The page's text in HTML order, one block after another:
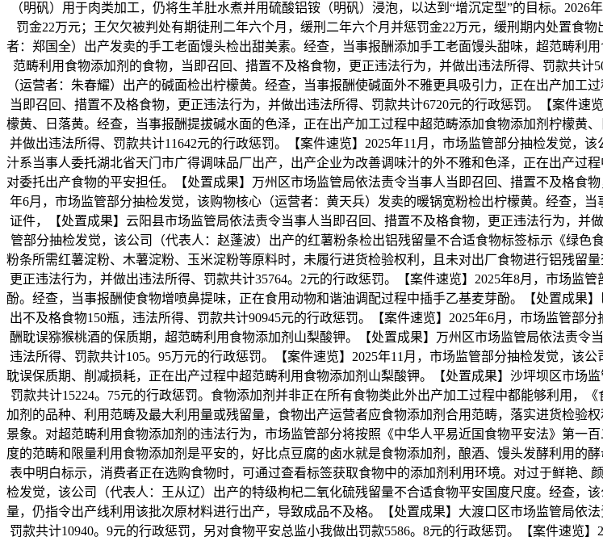
（明矾）用于肉类加工，仍将生羊肚水煮并用硫酸铝铵（明矾）浸泡，以达到“增沉定型”的目标。
罚金22万元；王欠欠被判处有期徒刑二年六个月，缓刑二年六个月并惩罚金22万元，缓刑期内处置食
者：郑国全）出产发卖的手工老面馒头检出甜美素。经查，当事报酬添加手工老面馒头甜味，超范畴利
范畴利用食物添加剂的食物，当即召回、措置不及格食物，更正违法行为，并做出违法所得、罚款共
（运营者：朱春耀）出产的碱面检出柠檬黄。经查，当事报酬使碱面外不雅更具吸引力，正在出产加
当即召回、措置不及格食物，更正违法行为，并做出违法所得、罚款共计6720元的行政惩罚。【案件
檬黄、日落黄。经查，当事报酬提拔碱水面的色泽，正在出产加工过程中超范畴添加食物添加剂柠檬黄
并做出违法所得、罚款共计11642元的行政惩罚。【案件速览】2025年11月，市场监管部分抽检发觉，
汁系当事人委托湖北省天门市广得调味品厂出产，出产企业为改善调味汁的外不雅和色泽，正在出产过
对委托出产食物的平安担任。【处置成果】万州区市场监管局依法责令当事人当即召回、措置不及格食
年6月，市场监管部分抽检发觉，该购物核心（运营者：黄天兵）发卖的暖锅宽粉检出柠檬黄。经查，
证件，【处置成果】云阳县市场监管局依法责令当事人当即召回、措置不及格食物，更正违法行为，并
管部分抽检发觉，该公司（代表人：赵蓬波）出产的红薯粉条检出铝残留量不合适食物标签标示《绿
粉条所需红薯淀粉、木薯淀粉、玉米淀粉等原料时，未履行进货检验权利，且未对出厂食物进行铝残留
更正违法行为，并做出违法所得、罚款共计35764。2元的行政惩罚。【案件速览】2025年8月，市场监
酚。经查，当事报酬使食物增喷鼻提味，正在食用动物和谐油调配过程中插手乙基麦芽酚。【处置成果
出不及格食物150瓶，违法所得、罚款共计90945元的行政惩罚。【案件速览】2025年6月，市场监管部
酬耽误猕猴桃酒的保质期，超范畴利用食物添加剂山梨酸钾。【处置成果】万州区市场监管局依法责令
违法所得、罚款共计105。95万元的行政惩罚。【案件速览】2025年11月，市场监管部分抽检发觉，该
耽误保质期、削减损耗，正在出产过程中超范畴利用食物添加剂山梨酸钾。【处置成果】沙坪坝区市场
罚款共计15224。75元的行政惩罚。食物添加剂并非正在所有食物类此外出产加工过程中都能够利用，
加剂的品种、利用范畴及最大利用量或残留量，食物出产运营者应食物添加剂合用范畴，落实进货检验
景象。对超范畴利用食物添加剂的违法行为，市场监管部分将按照《中华人平易近国食物平安法》第一
度的范畴和限量利用食物添加剂是平安的，好比点豆腐的卤水就是食物添加剂，酿酒、馒头发酵利用的
表中明白标示，消费者正在选购食物时，可通过查看标签获取食物中的添加剂利用环境。对过于鲜艳、
检发觉，该公司（代表人：王从辽）出产的特级枸杞二氧化硫残留量不合适食物平安国度尺度。经查，
量，仍指令出产线利用该批次原材料进行出产，导致成品不及格。【处置成果】大渡口区市场监管局依
罚款共计10940。9元的行政惩罚，另对食物平安总监小我做出罚款5586。8元的行政惩罚。【案件速览